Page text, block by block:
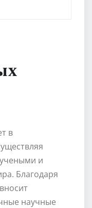
в
и
Благодаря
научные